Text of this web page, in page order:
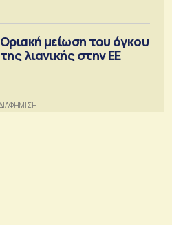
Οριακή μείωση του όγκου
της λιανικής στην ΕΕ